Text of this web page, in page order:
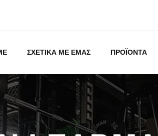
ΣΧΕΤΙΚΑ ΜΕ ΕΜΑΣ ΠΡΟΪΟΝΤΑ